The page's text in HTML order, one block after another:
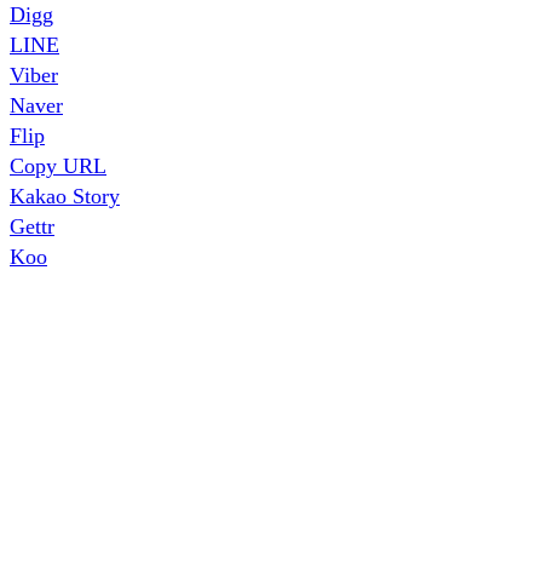
Digg
LINE
Viber
Naver
Flip
Copy URL
Kakao Story
Gettr
Koo